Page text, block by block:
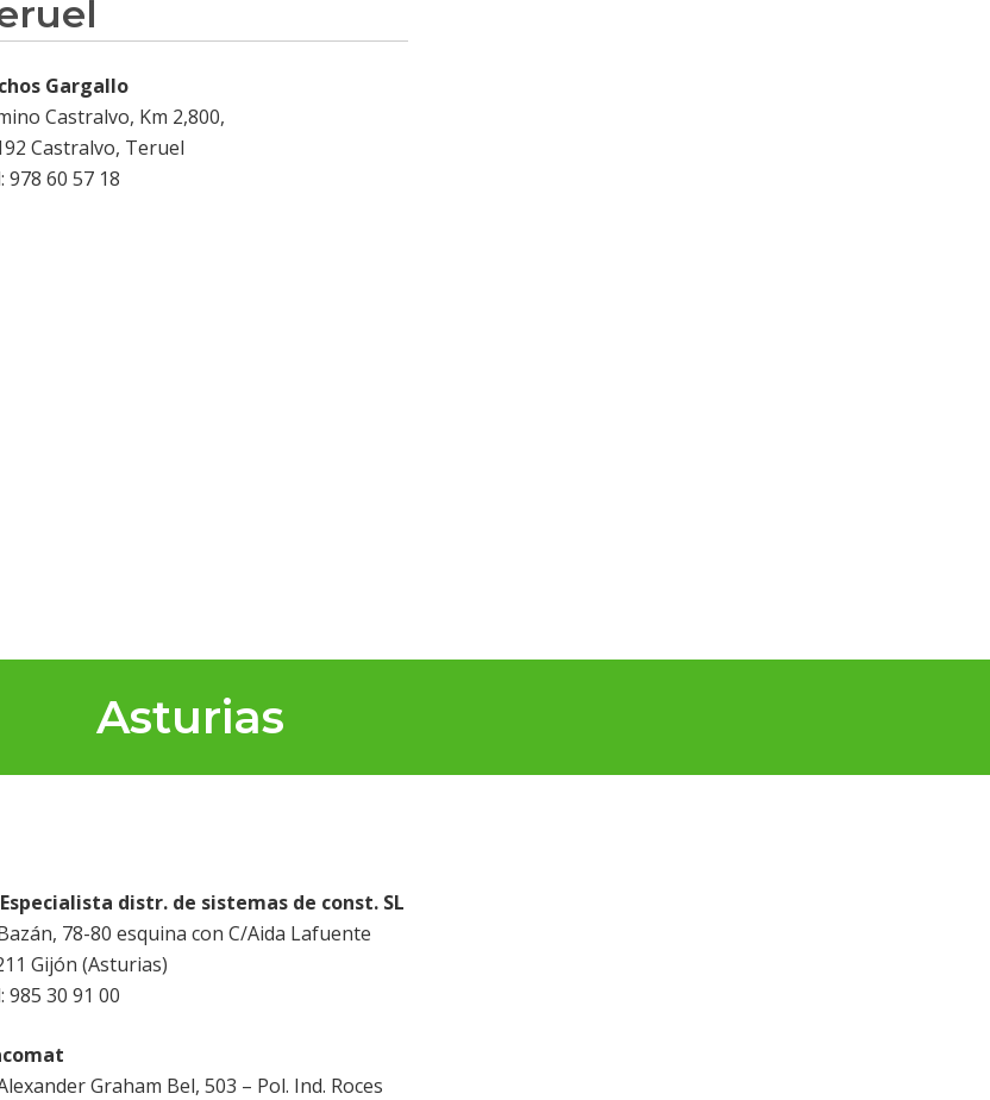
Gargallo
Castralvo, Km 2,800,
Castralvo, Teruel
978 60 57 18
Asturias
distr. de sistemas de const. SL
78-80 esquina con C/Aida Lafuente
Gijón (Asturias)
985 30 91 00
Graham Bel, 503 – Pol. Ind. Roces